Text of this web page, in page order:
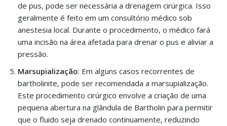
de pus, pode ser necessária a drenagem cirúrgica. Isso
geralmente é feito em um consultório médico sob
anestesia local. Durante o procedimento, o médico fará
uma incisão na área afetada para drenar o pus e aliviar a
pressão.
Marsupialização: Em alguns casos recorrentes de
bartholinite, pode ser recomendada a marsupialização.
Este procedimento cirúrgico envolve a criação de uma
pequena abertura na glândula de Bartholin para permitir
que o fluido seja drenado continuamente, reduzindo